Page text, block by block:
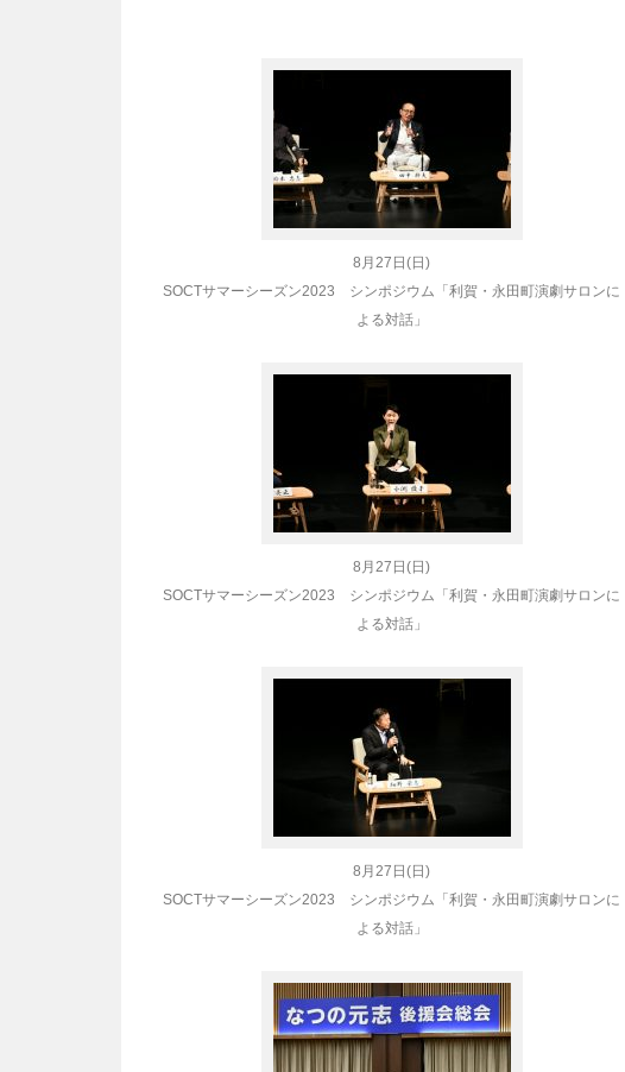
8月27日(日)
SOCTサマーシーズン2023 シンポジウム「利賀・永田町演劇サロンに
よる対話」
8月27日(日)
SOCTサマーシーズン2023 シンポジウム「利賀・永田町演劇サロンに
よる対話」
8月27日(日)
SOCTサマーシーズン2023 シンポジウム「利賀・永田町演劇サロンに
よる対話」